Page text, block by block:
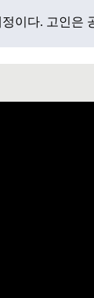
이다. 고인